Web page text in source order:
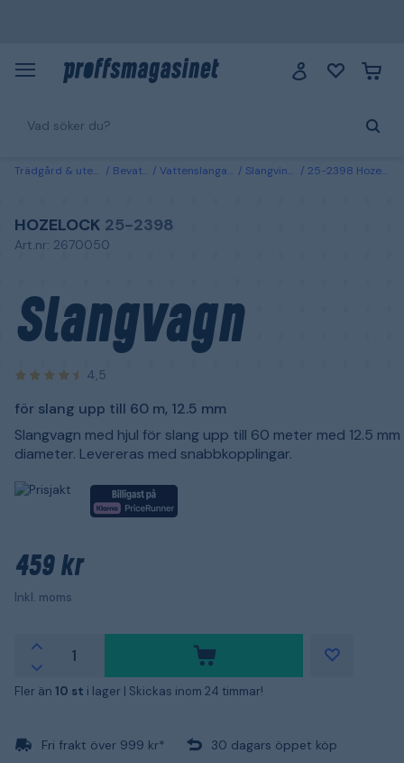
Trädgård & utemiljö Bevattning Vattenslangar & kopplingar Slangvindor & slangvagnar 25-2398 Hozelock Slangvagn för slang upp till 60 m, 12.5 mm
HOZELOCK 25-2398
Art.nr: 2670050
Slangvagn
4,5
för slang upp till 60 m, 12.5 mm
Slangvagn med hjul för slang upp till 60 meter med 12.5 mm
diameter. Levereras med snabbkopplingar.
459 kr
Inkl. moms
Fler än 10 st i lager | Skickas inom 24 timmar!
Fri frakt över 999 kr* 30 dagars öppet köp